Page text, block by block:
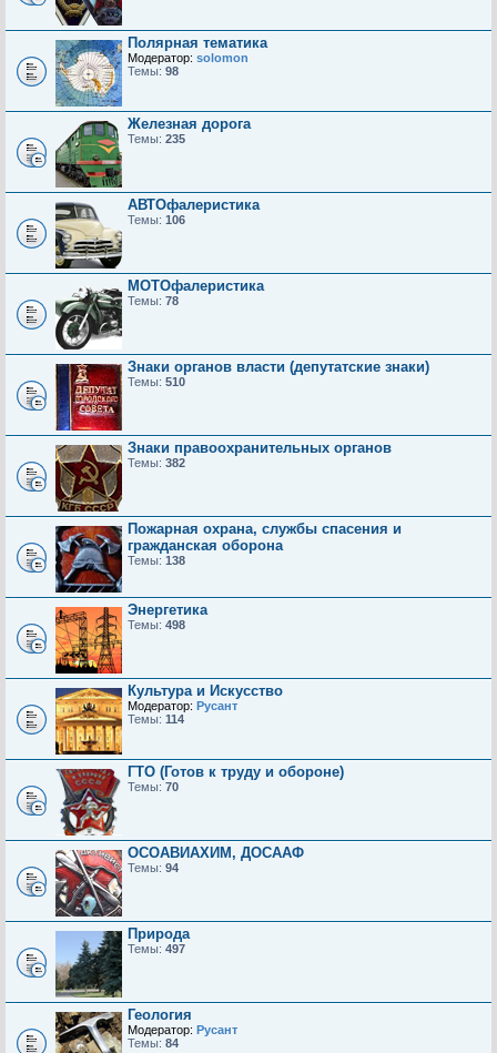
Полярная тематика
Модератор: solomon
Темы: 98
Железная дорога
Темы: 235
АВТОфалеристика
Темы: 106
МОТОфалеристика
Темы: 78
Знаки органов власти (депутатские знаки)
Темы: 510
Знаки правоохранительных органов
Темы: 382
Пожарная охрана, службы спасения и
гражданская оборона
Темы: 138
Энергетика
Темы: 498
Культура и Искусство
Модератор: Русант
Темы: 114
ГТО (Готов к труду и обороне)
Темы: 70
ОСОАВИАХИМ, ДОСААФ
Темы: 94
Природа
Темы: 497
Геология
Модератор: Русант
Темы: 84